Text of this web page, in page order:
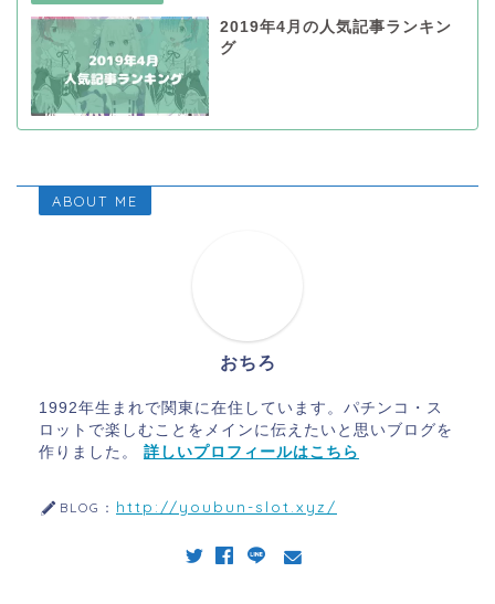
2019年4月の人気記事ランキン
グ
ABOUT ME
おちろ
1992年生まれで関東に在住しています。パチンコ・ス
ロットで楽しむことをメインに伝えたいと思いブログを
作りました。 詳しいプロフィールはこちら
BLOG： http://youbun-slot.xyz/